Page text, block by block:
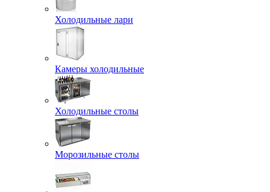
Холодильные лари
Камеры холодильные
Холодильные столы
Морозильные столы